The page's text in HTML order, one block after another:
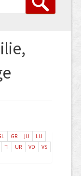
GR JU
LU
TI UR VD
VS